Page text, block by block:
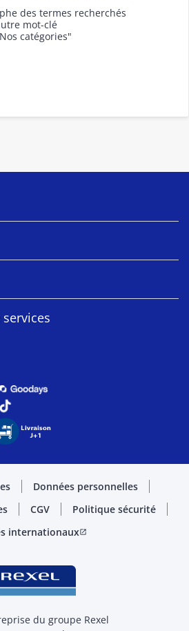
des termes recherchés
mot-clé
catégories"
Données personnelles
CGV
Politique sécurité
internationauxopen_in_new
du groupe Rexel